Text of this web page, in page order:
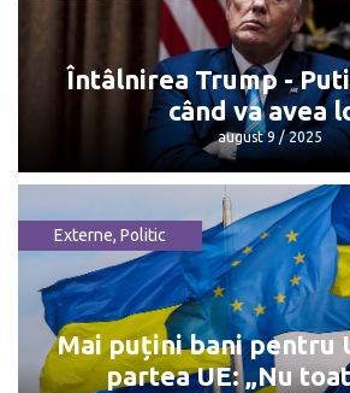
Dorin Recean pleacă
octombrie 13 / 2025
Întâlnirea Trump -
când va avea
august 9 / 2025
Întâlnirea Trump - Putin:
va avea loc
august 9 / 2025
Externe, Politic
Mai puțini bani pentru
partea UE: „Nu